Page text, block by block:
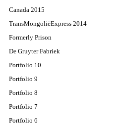
Canada 2015
TransMongoliëExpress 2014
Formerly Prison
De Gruyter Fabriek
Portfolio 10
Portfolio 9
Portfolio 8
Portfolio 7
Portfolio 6